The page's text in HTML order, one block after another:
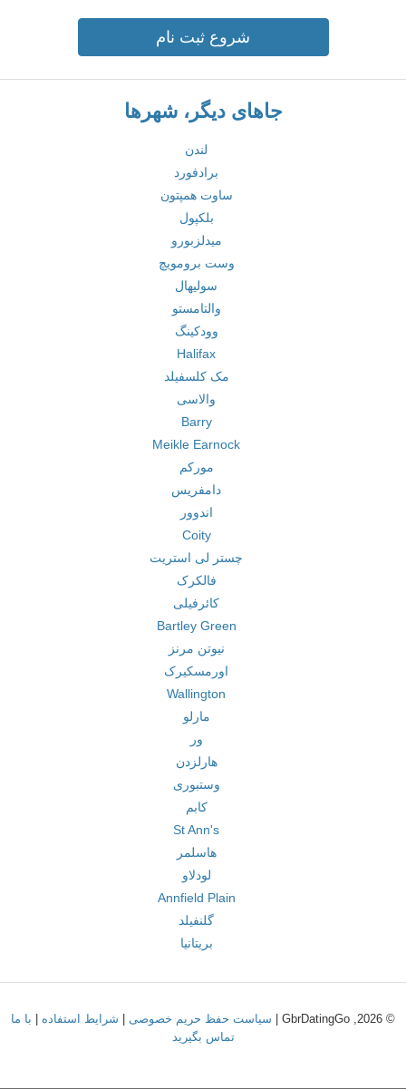
شروع ثبت نام
جاهای دیگر، شهرها
لندن
برادفورد
ساوت همپتون
بلکپول
میدلزبورو
وست برومویچ
سولیهال
والتامستو
وودکینگ
Halifax
مک کلسفیلد
والاسی
Barry
Meikle Earnock
مورکم
دامفریس
اندوور
Coity
چستر لی استریت
فالکرک
کائرفیلی
Bartley Green
نیوتن مرنز
اورمسکیرک
Wallington
مارلو
ور
هارلزدن
وستبوری
کابم
St Ann's
هاسلمر
لودلاو
Annfield Plain
گلنفیلد
بریتانیا
© 2026, GbrDatingGo | سیاست حفظ حریم خصوصی شرایط استفاده
با ما
تماس بگیرید